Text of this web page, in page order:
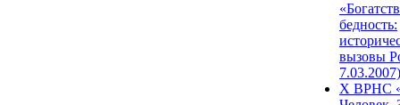
бедность:
вызовы
7.03.2007)
X ВРНС